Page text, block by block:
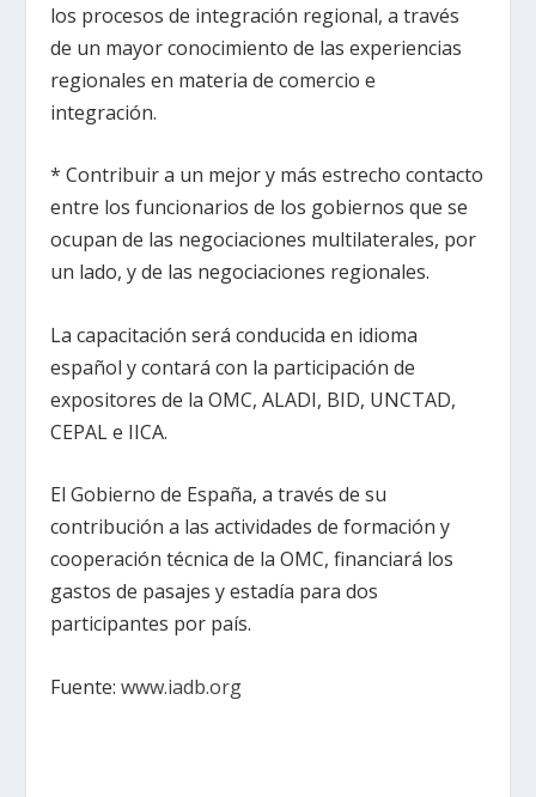
los procesos de integración regional, a través
de un mayor conocimiento de las experiencias
regionales en materia de comercio e
integración.
* Contribuir a un mejor y más estrecho contacto
entre los funcionarios de los gobiernos que se
ocupan de las negociaciones multilaterales, por
un lado, y de las negociaciones regionales.
La capacitación será conducida en idioma
español y contará con la participación de
expositores de la OMC, ALADI, BID, UNCTAD,
CEPAL e IICA.
El Gobierno de España, a través de su
contribución a las actividades de formación y
cooperación técnica de la OMC, financiará los
gastos de pasajes y estadía para dos
participantes por país.
Fuente:www.iadb.org